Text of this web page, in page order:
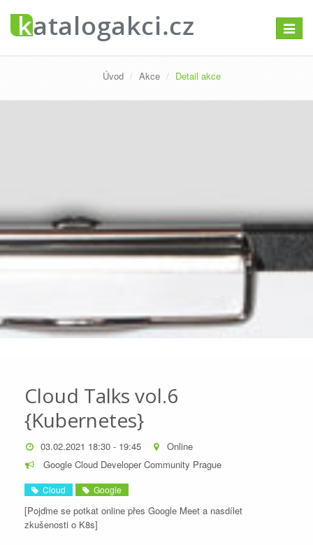
Úvod Akce Detail akce
Cloud Talks vol.6
{Kubernetes}
03.02.2021 18:30 - 19:45
Online
Google Cloud Developer Community Prague
Cloud Google
[Pojďme se potkat online přes Google Meet a nasdílet
zkušenosti o K8s]